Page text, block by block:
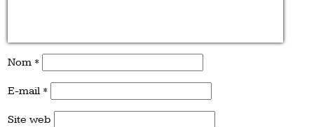
Nom *
E-mail *
Site web